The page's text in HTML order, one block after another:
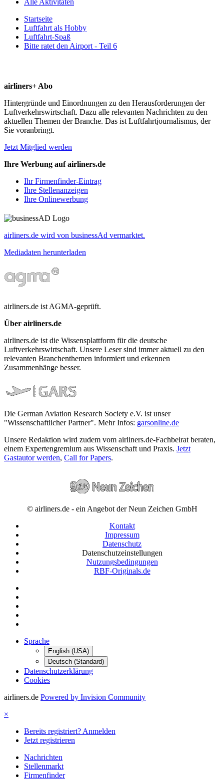
Startseite
Luftfahrt als Hobby
Luftfahrt-Spaß
Bitte ratet den Airport - Teil 6
airliners+ Abo
Hintergründe und Einordnungen zu den Herausforderungen der
Luftverkehrswirtschaft. Dazu alle relevanten Nachrichten zu den
aktuellen Themen der Branche. Das ist Luftfahrtjournalismus, der
Sie voranbringt.
Jetzt Mitglied werden
Ihre Werbung auf airliners.de
Ihr Firmenfinder-Eintrag
Ihre Stellenanzeigen
Ihre Onlinewerbung
airliners.de wird von businessAd vermarktet.
Mediadaten herunterladen
airliners.de ist AGMA-geprüft.
Über airliners.de
airliners.de ist die Wissensplattform für die deutsche
Luftverkehrswirtschaft. Unsere Leser sind immer aktuell zu den
relevanten Branchenthemen informiert und erkennen
Zusammenhänge besser.
Die German Aviation Research Society e.V. ist unser
"Wissenschaftlicher Partner". Mehr Infos: garsonline.de
Unsere Redaktion wird zudem vom airliners.de-Fachbeirat beraten,
einem Expertengremium aus Wissenschaft und Praxis. Jetzt
Gastautor werden, Call for Papers.
© airliners.de - ein Angebot der Neun Zeichen GmbH
Kontakt
Impressum
Datenschutz
Datenschutzeinstellungen
Nutzungsbedingungen
RBF-Originals.de
Sprache
English (USA)
Deutsch (Standard)
Datenschutzerklärung
Cookies
airliners.de Powered by Invision Community
×
Bereits registriert? Anmelden
Jetzt registrieren
Nachrichten
Stellenmarkt
Firmenfinder